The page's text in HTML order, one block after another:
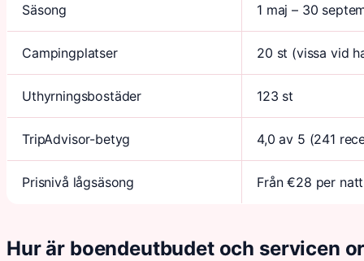
Säsong 1 maj – 30
Campingplatser 20 st (vissa vid
Uthyrningsbostäder 123 st
TripAdvisor-betyg 4,0 av 5 (241
Prisnivå lågsäsong Från €28 per
Hur är boendeutbudet och servicen